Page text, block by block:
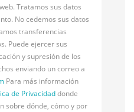
Tratamos sus datos
No cedemos sus datos
transferencias
Puede ejercer sus
y supresión de los
enviando un correo a
Para más información
de Privacidaddonde
sobre dónde, cómo y por